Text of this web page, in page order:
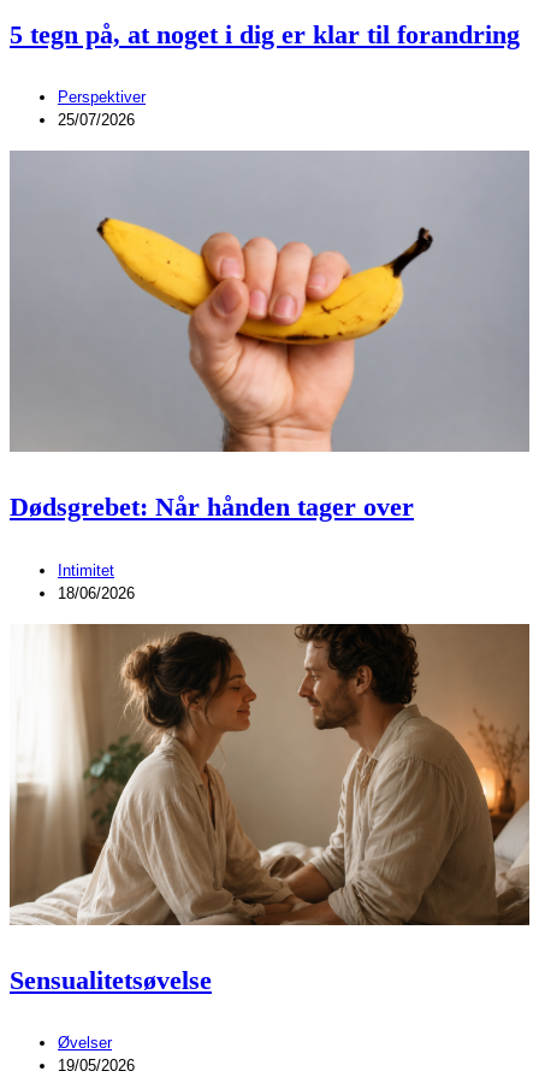
5 tegn på, at noget i dig er klar til forandring
Perspektiver
25/07/2026
Dødsgrebet: Når hånden tager over
Intimitet
18/06/2026
Sensualitetsøvelse
Øvelser
19/05/2026